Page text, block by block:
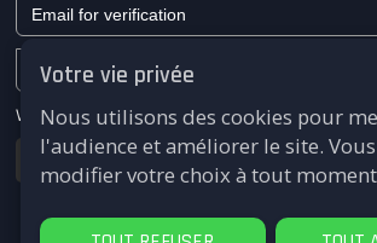
Votre vie privée
Nous utilisons des cookies pour
l'audience et améliorer le site.
modifier votre choix à tout
We won't send you any marketing or solicitation
Submit